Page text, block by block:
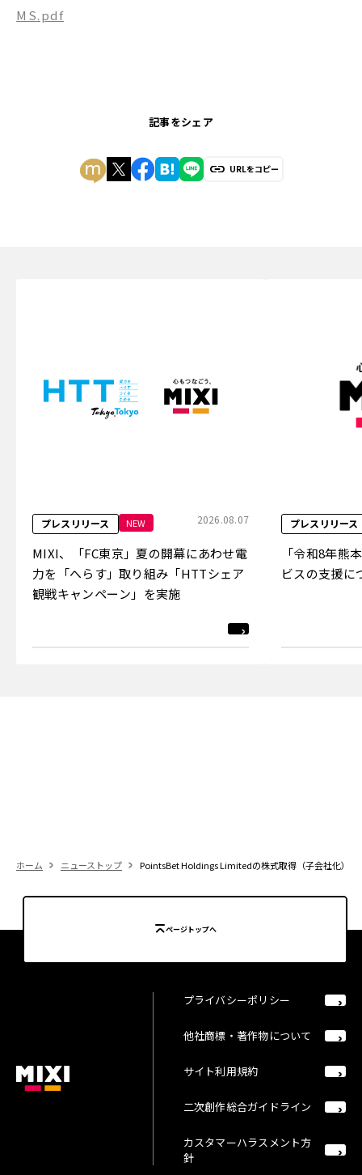
MS.pdf
記事をシェア
URLをコピー
プレスリリース NEW 2026.08.07
MIXI、「FC東京」夏の開幕にあわせ電
力を「へらす」取り組み「HTTシェア
観戦キャンペーン」を実施
プレスリリース
「令和8年熊
ビスの支援に
ホーム ニューストップ PointsBet Holdings Limitedの株式取得（子会社化）に
ページトップへ
プライバシーポリシー
他社商標・著作物について
サイト利用規約
二次創作総合ガイドライン
カスタマーハラスメント方
針